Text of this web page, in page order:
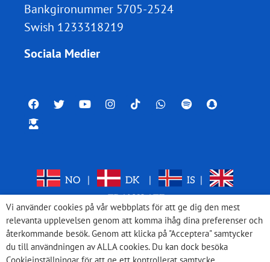
Bankgironummer 5705-2524
Swish 1233318219
Sociala Medier
NO DK IS
TRANSLATE
Vi använder cookies på vår webbplats för att ge dig den mest
relevanta upplevelsen genom att komma ihåg dina preferenser och
återkommande besök. Genom att klicka på "Acceptera" samtycker
du till användningen av ALLA cookies. Du kan dock besöka